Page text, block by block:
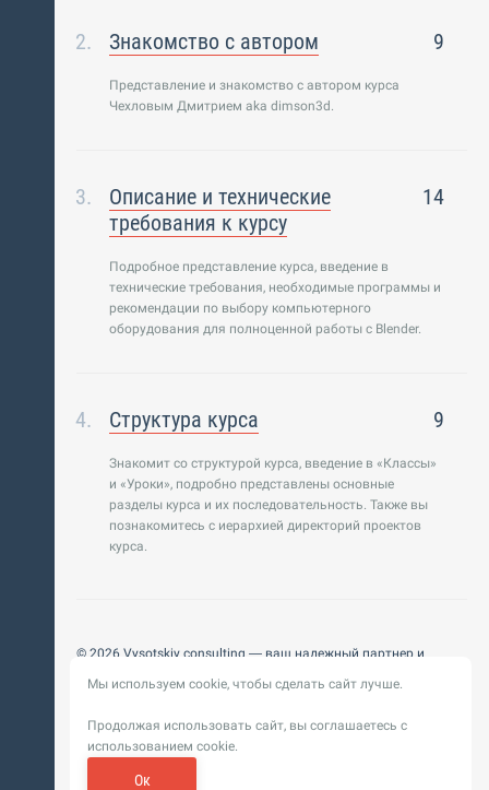
Знакомство с автором 9
Представление и знакомство с автором курса
Чехловым Дмитрием aka dimson3d.
Описание и технические
требования к курсу
14
Подробное представление курса, введение в
технические требования, необходимые программы и
рекомендации по выбору компьютерного
оборудования для полноценной работы с Blender.
Структура курса 9
Знакомит со структурой курса, введение в «Классы»
и «Уроки», подробно представлены основные
разделы курса и их последовательность. Также вы
познакомитесь с иерархией директорий проектов
курса.
© 2026 Vysotskiy consulting — ваш надежный партнер и
Цифровизация, BIM, ИИ. Внедряем и оптимизируем
Пользовательское
соглашение
Политика обработки персональных
данных
Мы используем cookie, чтобы сделать сайт лучше.
Продолжая использовать сайт, вы соглашаетесь с
использованием cookie.
Ок